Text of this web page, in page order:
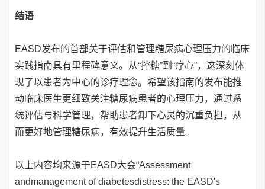
结语
EASD发布的首部关于评估和管理糖尿病心理压力的临床
实践指南具有里程碑意义。从“控糖”到“疗心”，这深刻体
现了以患者为中心的诊疗理念。希望该指南的发布能推
动临床医生更细致关注糖尿病患者的心理压力，通过系
统评估与科学管理，帮助患者卸下心灵的沉重负担，从
而更好地管理糖尿病，有效提升生活质量。
以上内容均来源于EASD大会“Assessment
andmanagement of diabetesdistress: the EASD's